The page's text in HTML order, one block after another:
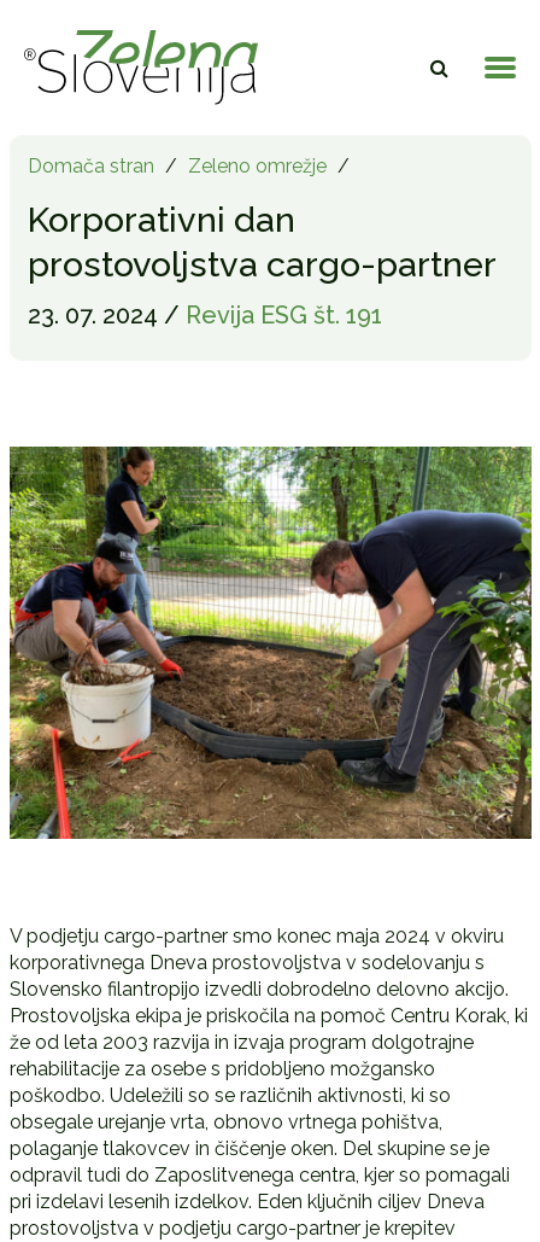
Domača stran / Zeleno omrežje /
Korporativni dan
prostovoljstva cargo-partner
23. 07. 2024 / Revija ESG št. 191
V podjetju cargo-partner smo konec maja 2024 v okviru
korporativnega Dneva prostovoljstva v sodelovanju s
Slovensko filantropijo izvedli dobrodelno delovno akcijo.
Prostovoljska ekipa je priskočila na pomoč Centru Korak, ki
že od leta 2003 razvija in izvaja program dolgotrajne
rehabilitacije za osebe s pridobljeno možgansko
poškodbo. Udeležili so se različnih aktivnosti, ki so
obsegale urejanje vrta, obnovo vrtnega pohištva,
polaganje tlakovcev in čiščenje oken. Del skupine se je
odpravil tudi do Zaposlitvenega centra, kjer so pomagali
pri izdelavi lesenih izdelkov. Eden ključnih ciljev Dneva
prostovoljstva v podjetju cargo-partner je krepitev